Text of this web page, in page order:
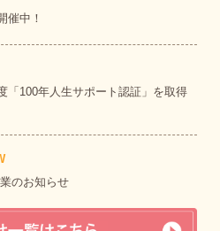
催中！
「100年人生サポート認証」を取得
のお知らせ